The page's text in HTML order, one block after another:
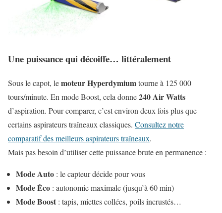
Une puissance qui décoiffe… littéralement
Sous le capot, lemoteur Hyperdymiumtourne à 125 000
tours/minute. En mode Boost, cela donne240 Air Watts
d’aspiration. Pour comparer, c’est environ deux fois plus que
certains aspirateurs traîneaux classiques. Consultez notre
comparatif des meilleurs aspirateurs traîneaux.
Mais pas besoin d’utiliser cette puissance brute en permanence :
Mode Auto : le capteur décide pour vous
Mode Éco : autonomie maximale (jusqu’à 60 min)
Mode Boost : tapis, miettes collées, poils incrustés…